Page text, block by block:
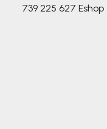
739 225 627 Eshop